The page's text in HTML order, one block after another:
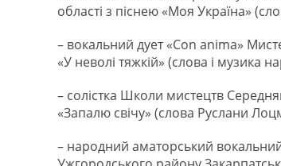
області з піснею «Моя Україна»
– вокальний дует «Con anima»
«У неволі тяжкій» (слова і музика
– солістка Школи мистецтв
«Запалю свічу» (слова Руслани
– народний аматорський